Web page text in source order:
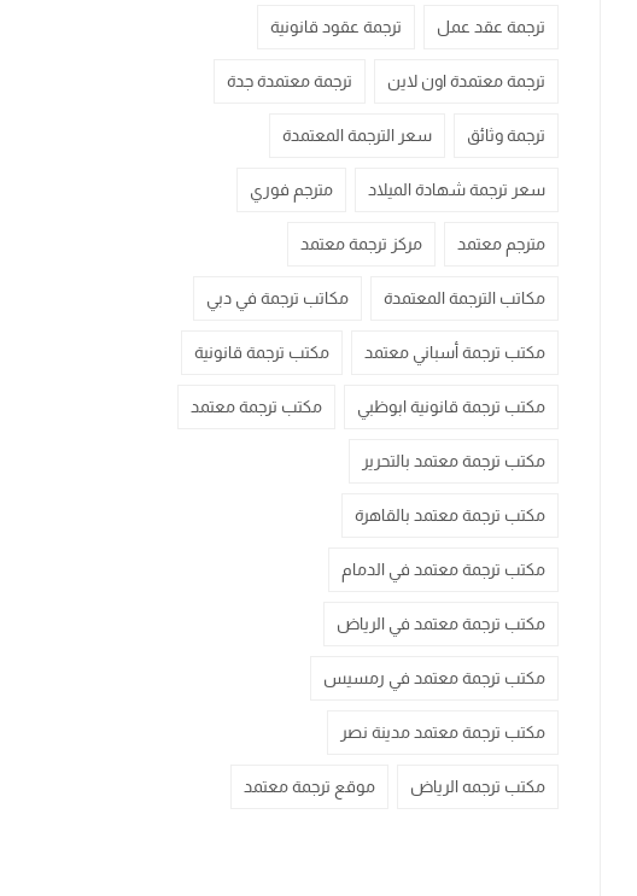
ترجمة عقد عمل ترجمة عقود قانونية
ترجمة معتمدة اون لاين ترجمة معتمدة جدة
ترجمة وثائق سعر الترجمة المعتمدة
سعر ترجمة شهادة الميلاد مترجم فوري
مترجم معتمد مركز ترجمة معتمد
مكاتب الترجمة المعتمدة مكاتب ترجمة في دبي
مكتب ترجمة أسباني معتمد مكتب ترجمة قانونية
مكتب ترجمة قانونية ابوظبي مكتب ترجمة معتمد
مكتب ترجمة معتمد بالتحرير
مكتب ترجمة معتمد بالقاهرة
مكتب ترجمة معتمد في الدمام
مكتب ترجمة معتمد في الرياض
مكتب ترجمة معتمد في رمسيس
مكتب ترجمة معتمد مدينة نصر
مكتب ترجمه الرياض موقع ترجمة معتمد